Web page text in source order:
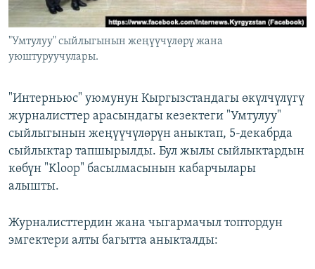
"Умтулуу" сыйлыгынын жеңүүчүлөрү жана
уюштуруучулары.
"Интерньюс" уюмунун Кыргызстандагы өкүлчүлүгү
журналисттер арасындагы кезектеги "Умтулуу"
сыйлыгынын жеңүүчүлөрүн аныктап, 5-декабрда
сыйлыктар тапшырылды. Бул жылы сыйлыктардын
көбүн "Kloop" басылмасынын кабарчылары
алышты.
Журналисттердин жана чыгармачыл топтордун
эмгектери алты багытта аныкталды: